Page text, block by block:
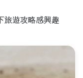
旅遊攻略感興趣